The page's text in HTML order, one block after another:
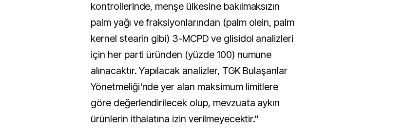
kontrollerinde, menşe ülkesine bakılmaksızın
palm yağı ve fraksiyonlarından (palm olein, palm
kernel stearin gibi) 3-MCPD ve glisidol analizleri
için her parti üründen (yüzde 100) numune
alınacaktır. Yapılacak analizler, TGK Bulaşanlar
Yönetmeliği'nde yer alan maksimum limitlere
göre değerlendirilecek olup, mevzuata aykırı
ürünlerin ithalatına izin verilmeyecektir."